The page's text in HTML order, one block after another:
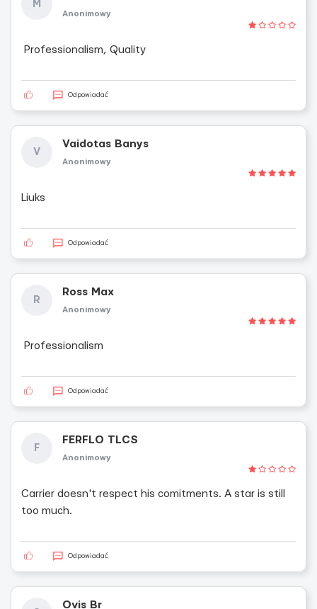
M
Anonimowy
Professionalism, Quality
Odpowiadać
V
Vaidotas Banys
Anonimowy
Liuks
Odpowiadać
R
Ross Max
Anonimowy
Professionalism
Odpowiadać
F
FERFLO TLCS
Anonimowy
Carrier doesn't respect his comitments. A star is still
too much.
Odpowiadać
Ovis Br